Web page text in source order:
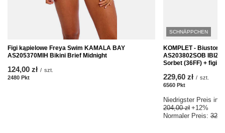
Figi kąpielowe Freya Swim KAMALA BAY
AS205370MIH Bikini Brief Midnight
124,00 zł / szt.
2480 Pkt
SCHNÄPPCHEN
KOMPLET -
AS203802SOB IBIZA
Sorbet (36FF) + figi
229,60 zł / szt.
6560 Pkt
Niedrigster Preis in
204,00 zł +12%
Normaler Preis: